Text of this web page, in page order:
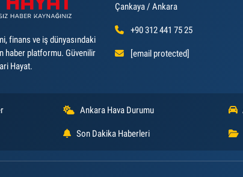
finans ve iş dünyasındaki
haber platformu. Güvenilir
Hayat.
Çankaya / Ankara
+90 312 441 75 25
[email protected]
Ankara Hava Durumu
Son Dakika Haberleri